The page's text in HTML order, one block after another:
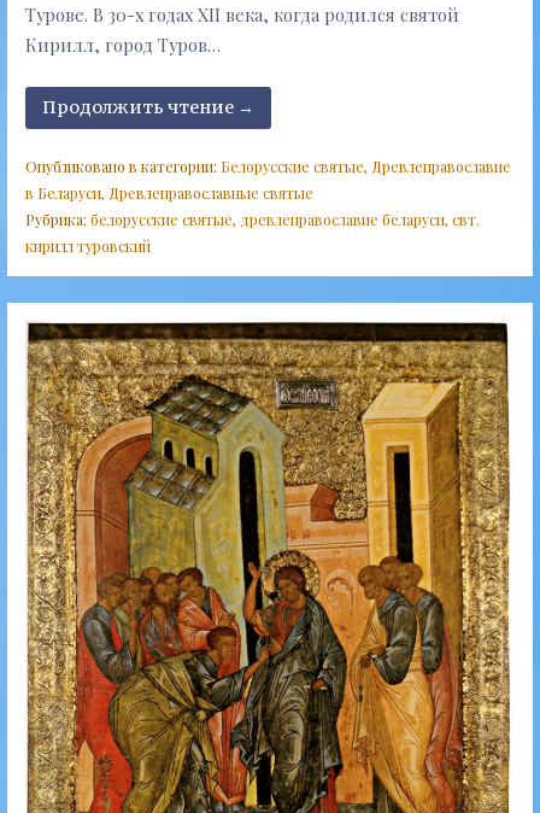
Турове. В 30-х годах XII века, когда родился святой
Кирилл, город Туров…
Продолжить чтение →
Опубликовано в категории: Белорусские святые, Древлеправославие
в Беларуси, Древлеправославные святые
Рубрика: белорусские святые, древлеправославие беларуси, свт.
кирилл туровский